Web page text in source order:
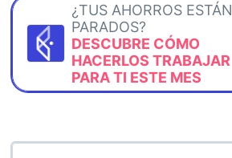
¿TUS AHORROS ESTÁN
PARADOS?
DESCUBRE CÓMO
HACERLOS TRABAJAR
PARA TI ESTE MES